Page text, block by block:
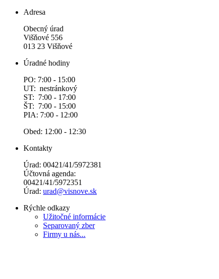
Adresa
Obecný úrad
Višňové 556
013 23 Višňové
Úradné hodiny
PO: 7:00 - 15:00
UT: nestránkový
ST: 7:00 - 17:00
ŠT: 7:00 - 15:00
PIA: 7:00 - 12:00
Obed: 12:00 - 12:30
Kontakty
Úrad: 00421/41/5972381
Účtovná agenda:
00421/41/5972351
Úrad: urad@visnove.sk
Rýchle odkazy
Užitočné informácie
Separovaný zber
Firmy u nás...